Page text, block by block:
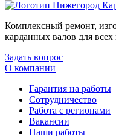
Комплексный ремонт,
карданных валов для
Задать вопрос
О компании
Гарантия на работы
Сотрудничество
Работа с регионами
Вакансии
Наши работы